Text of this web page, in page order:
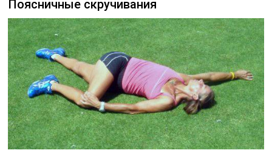
и выполняется без усилий со стороны. При
выполнении нужно стараться не отрывать плечи от
пола, а коленом коснуться противоположенной
стороны.
Поза младенца